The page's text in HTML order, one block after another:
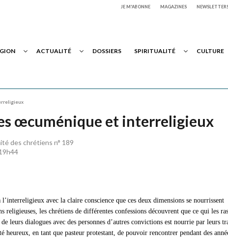
JE M'ABONNE MAGAZINES
ACTUALITÉ DOSSIERS SPIRITUALITÉ CULTURE
œcuménique et interreligieux
des chrétiens n° 189
avec la claire conscience que ces deux dimensions se nourrissent
religieuses, les chrétiens de différentes confessions découvrent que ce qui les
leurs dialogues avec des personnes d’autres convictions est nourrie par leurs
heureux, en tant que pasteur protestant, de pouvoir rencontrer pendant des